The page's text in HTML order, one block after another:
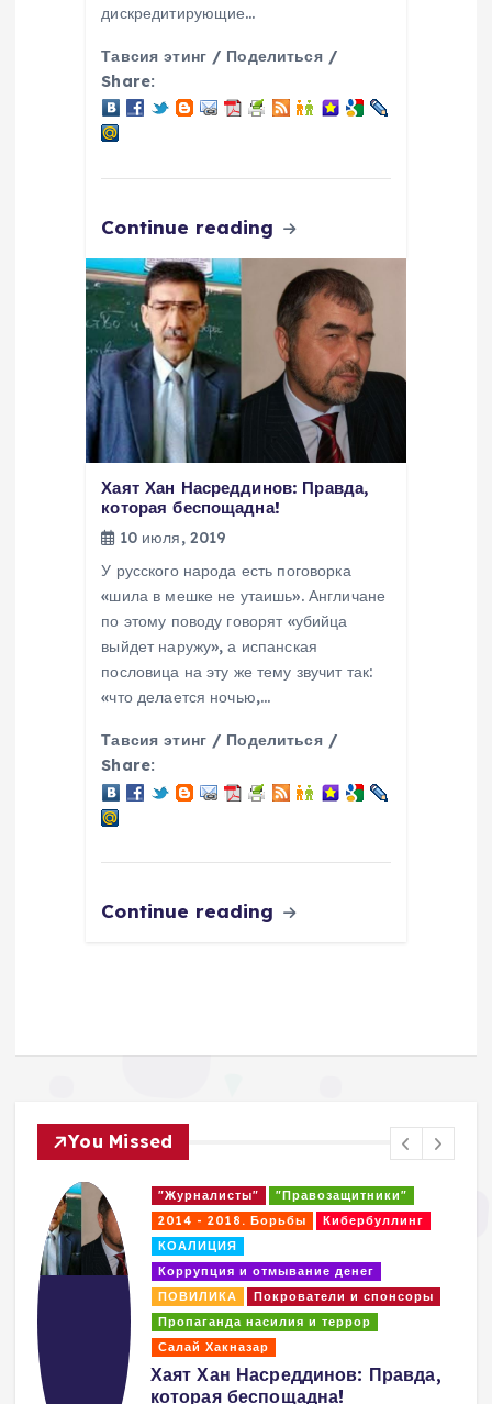
дискредитирующие…
Тавсия этинг / Поделиться /
Share:
Continue reading
Хаят Хан Насреддинов: Правда,
которая беспощадна!
10 июля, 2019
У русского народа есть поговорка
«шила в мешке не утаишь». Англичане
по этому поводу говорят «убийца
выйдет наружу», а испанская
пословица на эту же тему звучит так:
«что делается ночью,…
Тавсия этинг / Поделиться /
Share:
Continue reading
You Missed
"Журналисты"
"Правозащитники"
2014 - 2018. Борьбы
Кибербуллинг
КОАЛИЦИЯ
Коррупция и отмывание денег
ПОВИЛИКА
Покрователи и спонсоры
Пропаганда насилия и террор
Салай Хакназар
Хаят Хан Насреддинов: Правда,
которая беспощадна!